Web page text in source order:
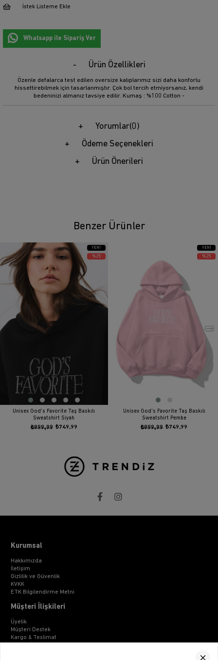
İstek Listeme Ekle
Whatsapp ile Sipariş Ver
Ürün Özellikleri
Özenle defalarca test edilen oversize kalıplarımız sizi daha konforlu
hissettirebilmek için tasarlanmıştır. Çok bol tercih etmiyorsanız, kendi
bedeninizi almanız tavsiye edilir. Kumaş : %100 Cotton -
Yorumlar(0)
Ödeme Seçenekleri
Ürün Önerileri
Benzer Ürünler
Unisex God's Favorite Taş Baskılı
Sweatshirt Siyah
₺749,99
₺999,99
YENI
ÜRÜN
%25
Unisex God's Favorite Taş Baskılı
Sweatshirt Pembe
₺749,99
₺999,99
YENI
ÜRÜN
%25
Kurumsal
Hakkımızda
İletişim
Gizlilik ve Güvenlik
KVKK
ETK Bilgilendirme Metni
Müşteri İlişkileri
Üyelik
Müşteri Destek
Kargo & Teslimat